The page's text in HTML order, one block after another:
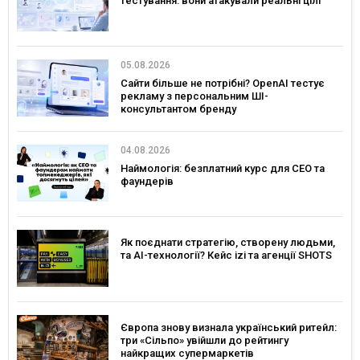
05.08.2026
Сайти більше не потрібні? OpenAI тестує
рекламу з персональним ШІ-
консультантом бренду
04.08.2026
Наймологія: безплатний курс для CEO та
фаундерів
Як поєднати стратегію, створену людьми,
та AI-технології? Кейс izi та агенції SHOTS
Європа знову визнала український ритейл:
три «Сільпо» увійшли до рейтингу
найкращих супермаркетів